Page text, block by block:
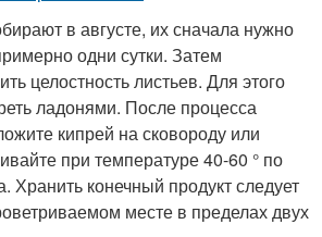
в августе, их сначала нужно
одни сутки. Затем
целостность листьев. Для этого
ладонями. После процесса
кипрей на сковороду или
при температуре 40-60 ° по
Хранить конечный продукт следует
месте в пределах двух